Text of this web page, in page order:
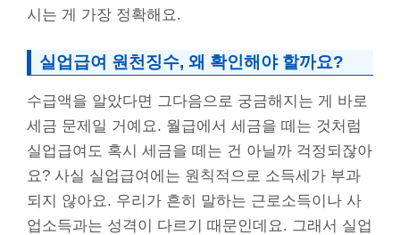
시는 게 가장 정확해요.
실업급여 원천징수, 왜 확인해야 할까요?
수급액을 알았다면 그다음으로 궁금해지는 게 바로
세금 문제일 거예요. 월급에서 세금을 떼는 것처럼
실업급여도 혹시 세금을 떼는 건 아닐까 걱정되잖아
요? 사실 실업급여에는 원칙적으로 소득세가 부과
되지 않아요. 우리가 흔히 말하는 근로소득이나 사
업소득과는 성격이 다르기 때문인데요. 그래서 실업